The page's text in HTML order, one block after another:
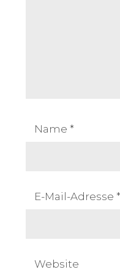
Name *
E-Mail-Adresse *
Website